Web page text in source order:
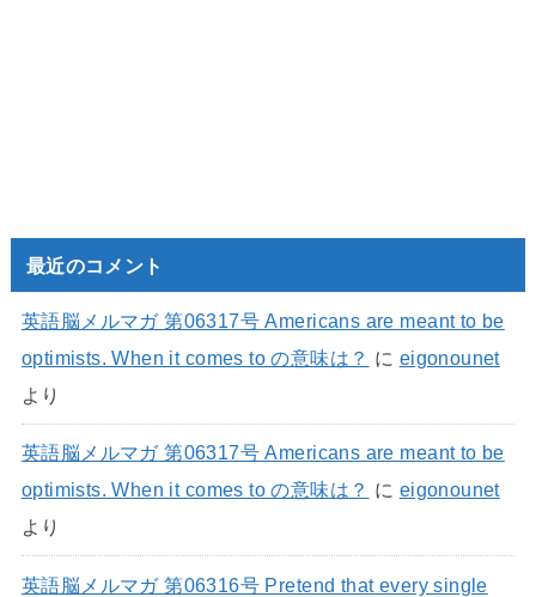
最近のコメント
英語脳メルマガ 第06317号 Americans are meant to be
optimists. When it comes to の意味は？ に eigonounet
より
英語脳メルマガ 第06317号 Americans are meant to be
optimists. When it comes to の意味は？ に eigonounet
より
英語脳メルマガ 第06316号 Pretend that every single